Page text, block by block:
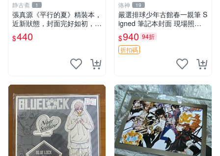
静古斋 1
張真源《平行的夏》精裝本，
近新狀態，封面完好如初，內
頁清爽無瑕 平行的夏 畫集 文
學
$440
洛神 19
嚴選排球少年古館春一親筆 S
igned 筆記本封面 現場照片
收藏品 周邊 限定版 排球小子
古典漫畫 雙面相框 漫畫周邊
收藏相片
$940 94折
折扣碼